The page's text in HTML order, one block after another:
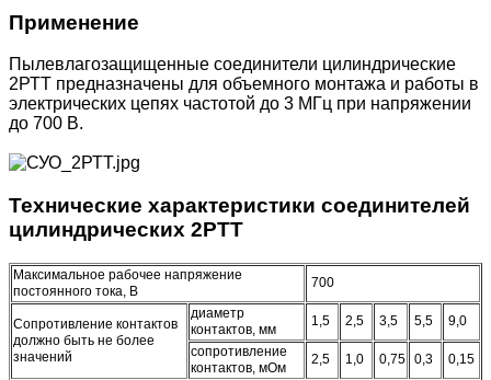
Применение
Пылевлагозащищенные соединители цилиндрические
2РТТ предназначены для объемного монтажа и работы в
электрических цепях частотой до 3 МГц при напряжении
до 700 В.
Технические характеристики соединителей
цилиндрических 2РТТ
Максимальное рабочее напряжение
постоянного тока, В
700
Сопротивление контактов
должно быть не более
значений
диаметр
контактов, мм
1,5 2,5 3,5 5,5
9,0
сопротивление
контактов, мОм
2,5 1,0 0,75 0,3
0,15